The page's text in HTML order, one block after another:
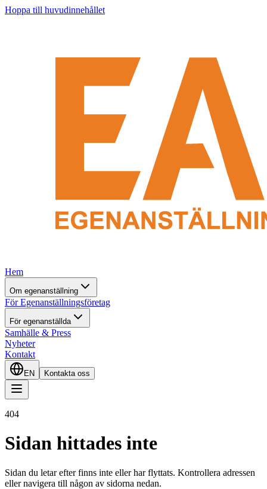
Hoppa till huvudinnehållet
Hem
Om egenanställning
För Egenanställningsföretag
För egenanställda
Samhälle & Press
Nyheter
Kontakt
EN Kontakta oss
404
Sidan hittades inte
Sidan du letar efter finns inte eller har flyttats. Kontrollera adressen
eller navigera till någon av sidorna nedan.